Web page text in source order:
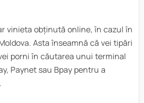
vinieta obținută online, în cazul în
Asta înseamnă că vei tipări
porni în căutarea unui terminal
Paynet sau Bpay pentru a